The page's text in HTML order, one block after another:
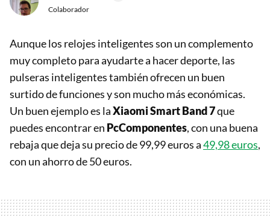
Colaborador
Aunque los relojes inteligentes son un complemento
muy completo para ayudarte a hacer deporte, las
pulseras inteligentes también ofrecen un buen
surtido de funciones y son mucho más económicas.
Un buen ejemplo es laXiaomi Smart Band 7que
puedes encontrar en PcComponentes, con una buena
rebaja que deja su precio de 99,99 euros a49,98 euros,
con un ahorro de 50 euros.